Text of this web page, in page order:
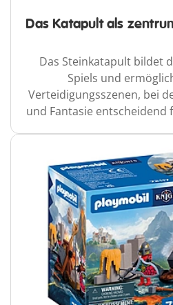
Das Katapult als
Das Steinkatapult bildet
Spiels und
Verteidigungsszenen, bei
und Fantasie entscheidend